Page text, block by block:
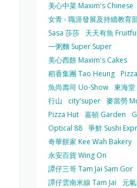
美心中菜 Maxim's Chinese
女青 - 職涯發展及持續教育
Sasa 莎莎
天天有魚
一粥麵 Super Super
美心西餅 Maxim's Cakes
稻香集團 Tao Heung
魚尚壽司 Uo-Show 東海
行山
city'super 麥當勞
Pizza Hut 嘉頓 Garden
Optical 88 爭鮮 Sushi
奇華餅家 Kee Wah Bakery
永安百貨 Wing On
譚仔三哥 Tam Jai Sam Gor
譚仔雲南米線 Tam Jai
元